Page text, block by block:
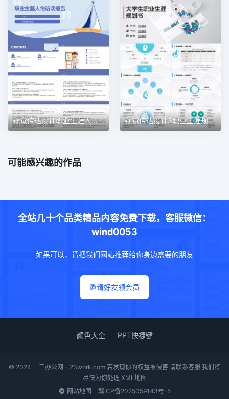
视觉传达设计职业生涯人物访谈职业生涯规划PPT模板 视觉传达设计3职业生涯规划PPT模板
可能感兴趣的作品
全站几十个品类精品内容免费下载，客服微信：
wind0053
如果可以，请把我们网站推荐给你身边需要的朋友
邀请好友领会员
颜色大全 PPT快捷键
© 2024 二三办公网 - 23work.com 若发现你的权益被侵害.请联系客服,我们将
尽快为你处理 XML地图
网站地图
赣ICP备2025059143号-5